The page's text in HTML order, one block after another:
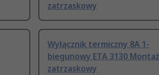
zatrzaskowy
Wyłącznik termiczny 8A 1-
biegunowy ETA 3130 Montaż
zatrzaskowy